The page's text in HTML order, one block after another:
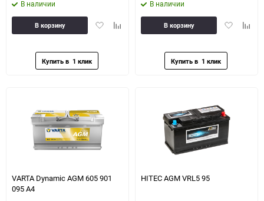
В наличии
ДобавитьДобавить
В корзину
В наличии
Добавить
В корзину
VARTA Dynamic AGM 605 901
095 A4
HITEC AGM VRL5 95